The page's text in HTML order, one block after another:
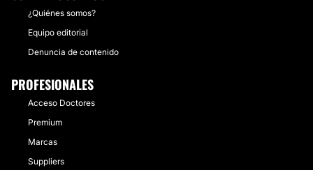
¿Quiénes somos?
Equipo editorial
Denuncia de contenido
PROFESIONALES
Acceso Doctores
Premium
Marcas
Suppliers